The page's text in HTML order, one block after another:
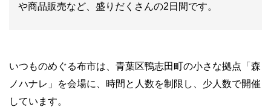
や商品販売など、盛りだくさんの2日間です。
いつものめぐる布市は、青葉区鴨志田町の小さな拠点「森
ノハナレ」を会場に、時間と人数を制限し、少人数で開催
しています。